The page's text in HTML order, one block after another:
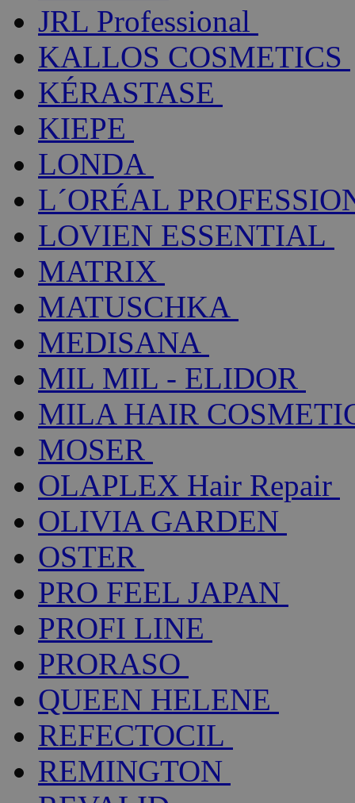
JRL Professional
KALLOS COSMETICS
KÉRASTASE
KIEPE
LONDA
L´ORÉAL
LOVIEN ESSENTIAL
MATRIX
MATUSCHKA
MEDISANA
MIL MIL - ELIDOR
MILA HAIR
MOSER
OLAPLEX Hair Repair
OLIVIA GARDEN
OSTER
PRO FEEL JAPAN
PROFI LINE
PRORASO
QUEEN HELENE
REFECTOCIL
REMINGTON